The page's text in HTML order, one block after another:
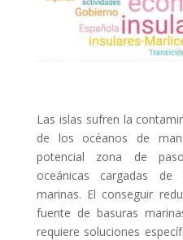
Las islas sufren la
de los océanos de
potencial zona de
oceánicas cargadas
marinas. El conseguir
fuente de basuras
requiere soluciones